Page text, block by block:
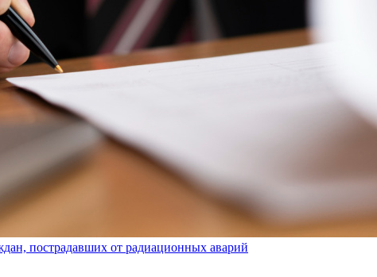
пострадавших от радиационных аварий